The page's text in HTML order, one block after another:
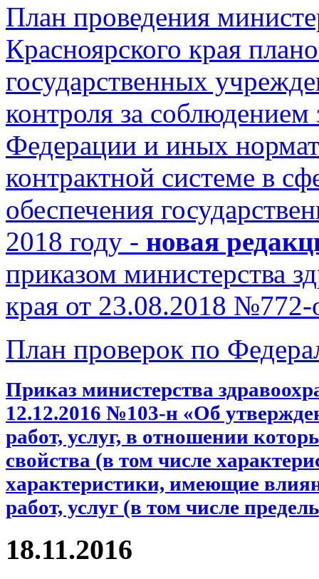
План проведения
Красноярского края
государственных
контроля за соблюдением
Федерации и иных
контрактной системе в
обеспечения
2018 году - новая
приказом министерства
края от 23.08.2018 №772-
План проверок по
Приказ министерства
12.12.2016 №103-н «Об
работ, услуг, в отношении
свойства (в том числе
характеристики, имеющие
работ, услуг (в том числе
18.11.2016